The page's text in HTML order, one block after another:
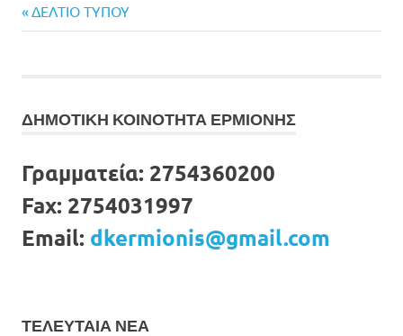
Πλοήγηση
Previous
Post:
ΔΕΛΤΙΟ ΤΥΠΟΥ
ΔΗΜΟΤΙΚΗ ΚΟΙΝΟΤΗΤΑ ΕΡΜΙΟΝΗΣ
Γραμματεία: 2754360200
Fax: 2754031997
Email: dkermionis@gmail.com
ΤΕΛΕΥΤΑΙΑ ΝΕΑ